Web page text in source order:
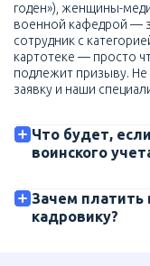
годен»), женщины-
военной кафедрой —
сотрудник с
картотеке — просто
подлежит призыву. Не
заявку и наши
Что будет,
воинского
Зачем платить
кадровику?